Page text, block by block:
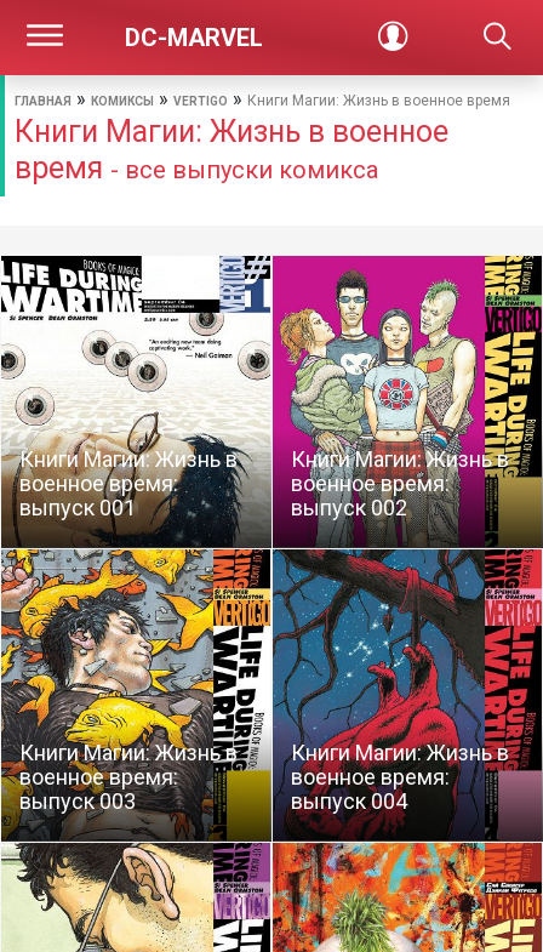
DC-MARVEL
ГЛАВНАЯ » КОМИКСЫ » VERTIGO » Книги Магии: Жизнь в военное время
Книги Магии: Жизнь в военное
время - все выпуски комикса
Книги Магии: Жизнь в
военное время:
выпуск 001
Книги Магии: Жизнь в
военное время:
выпуск 002
Книги Магии: Жизнь в
военное время:
выпуск 003
Книги Магии: Жизнь в
военное время:
выпуск 004